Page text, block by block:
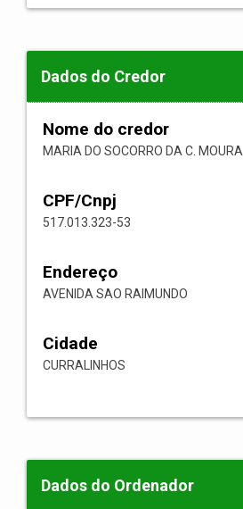
Dados do Credor
Nome do credor
MARIA DO SOCORRO DA C. MOURA
CPF/Cnpj
517.013.323-53
Endereço
AVENIDA SAO RAIMUNDO
Cidade
CURRALINHOS
Dados do Ordenador